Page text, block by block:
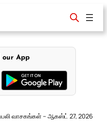
our App
வாசகங்கள் – ஆகஸ்ட் 27, 2026